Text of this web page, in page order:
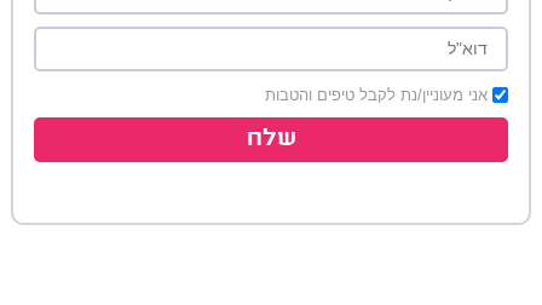
אני מעוניין/נת לקבל טיפים והטבות
שלח